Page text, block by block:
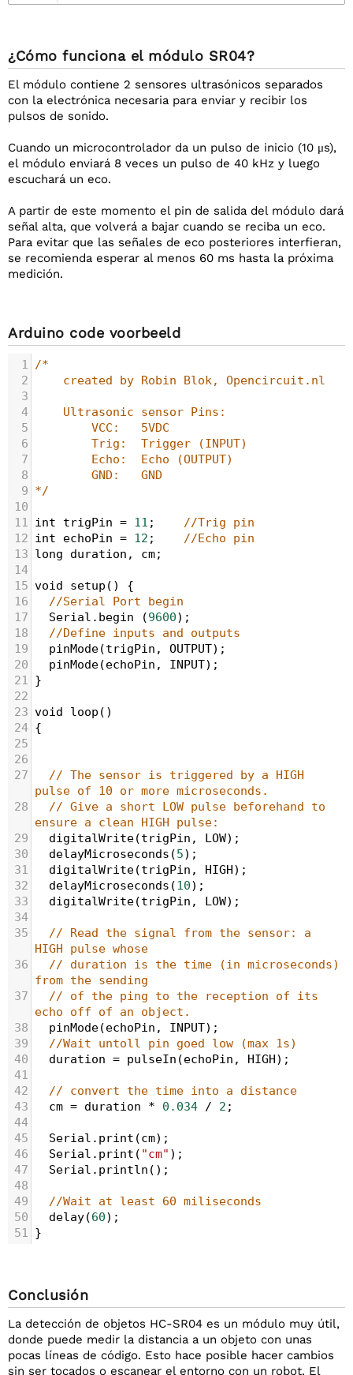
¿Cómo funciona el módulo SR04?
El módulo contiene 2 sensores ultrasónicos separados
con la electrónica necesaria para enviar y recibir los
pulsos de sonido.
Cuando un microcontrolador da un pulso de inicio (10 μs),
el módulo enviará 8 veces un pulso de 40 kHz y luego
escuchará un eco.
A partir de este momento el pin de salida del módulo dará
señal alta, que volverá a bajar cuando se reciba un eco.
Para evitar que las señales de eco posteriores interfieran,
se recomienda esperar al menos 60 ms hasta la próxima
medición.
Arduino code voorbeeld
1 /*
2
created by Robin Blok, Opencircuit.nl
3
4
Ultrasonic sensor Pins:
5
VCC:   5VDC
6
Trig:  Trigger (INPUT)
7
Echo:  Echo (OUTPUT)
8
GND:   GND
9 */
10
11 int trigPin = 11 ; //Trig pin
12 int echoPin = 12 ; //Echo pin
13 long duration , cm;
14
15 void setup () {
16
//Serial Port begin
17
Serial . begin (9600);
18
//Define inputs and outputs
19
pinMode(trigPin , OUTPUT);
20
pinMode(echoPin , INPUT);
21 }
22
23 void loop ()
24 {
25
26
27
// The sensor is triggered by a HIGH
pulse of 10 or more microseconds.
28
// Give a short LOW pulse beforehand to
ensure a clean HIGH pulse:
29
digitalWrite(trigPin , LOW);
30
delayMicroseconds (5);
31
digitalWrite(trigPin , HIGH);
32
delayMicroseconds (10);
33
digitalWrite(trigPin , LOW);
34
35
// Read the signal from the sensor: a
HIGH pulse whose
36
// duration is the time (in microseconds)
from the sending
37
// of the ping to the reception of its
echo off of an object.
38
pinMode(echoPin , INPUT);
39
//Wait untoll pin goed low (max 1s)
40
duration = pulseIn (echoPin , HIGH);
41
42
// convert the time into a distance
43
cm = duration * 0.034 / 2 ;
44
45
Serial . print (cm);
46
Serial . print ( "cm" );
47
Serial . println ();
48
49
//Wait at least 60 miliseconds
50
delay(60);
51 }
Conclusión
La detección de objetos HC-SR04 es un módulo muy útil,
donde puede medir la distancia a un objeto con unas
pocas líneas de código. Esto hace posible hacer cambios
sin ser tocados o escanear el entorno con un robot. El